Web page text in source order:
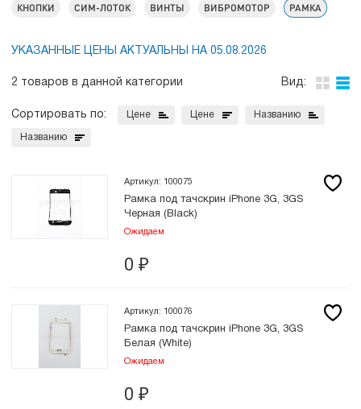
КНОПКИ СИМ-ЛОТОК ВИНТЫ ВИБРОМОТОР РАМКА
УКАЗАННЫЕ ЦЕНЫ АКТУАЛЬНЫ НА 05.08.2026
2 товаров в данной категории Вид:
Сортировать по: Цене Цене Названию
Названию
Артикул: 100075
Рамка под тачскрин iPhone 3G, 3GS
Черная (Black)
Ожидаем
0 ₽
Артикул: 100076
Рамка под тачскрин iPhone 3G, 3GS
Белая (White)
Ожидаем
0 ₽